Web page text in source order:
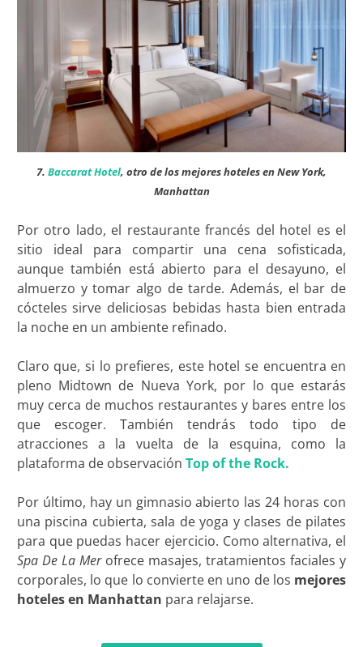
7. Baccarat Hotel, otro de los mejores hoteles en New York,
Manhattan
Por otro lado, el restaurante francés del hotel es el
sitio ideal para compartir una cena sofisticada,
aunque también está abierto para el desayuno, el
almuerzo y tomar algo de tarde. Además, el bar de
cócteles sirve deliciosas bebidas hasta bien entrada
la noche en un ambiente refinado.
Claro que, si lo prefieres, este hotel se encuentra en
pleno Midtown de Nueva York, por lo que estarás
muy cerca de muchos restaurantes y bares entre los
que escoger. También tendrás todo tipo de
atracciones a la vuelta de la esquina, como la
plataforma de observación Top of the Rock.
Por último, hay un gimnasio abierto las 24 horas con
una piscina cubierta, sala de yoga y clases de pilates
para que puedas hacer ejercicio. Como alternativa, el
Spa De La Merofrece masajes, tratamientos faciales y
corporales, lo que lo convierte en uno de los mejores
hoteles en Manhattan para relajarse.